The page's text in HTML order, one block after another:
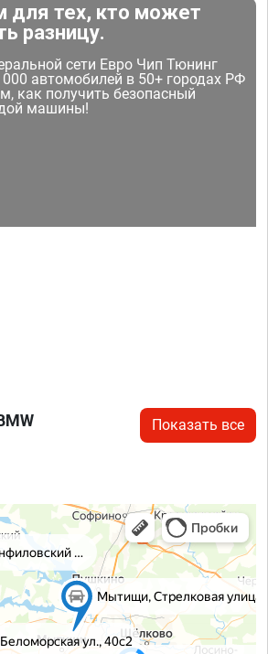
для тех, кто может
разницу.
сети Евро Чип Тюнинг
автомобилей в 50+ городах РФ
как получить безопасный
машины!
Показать все